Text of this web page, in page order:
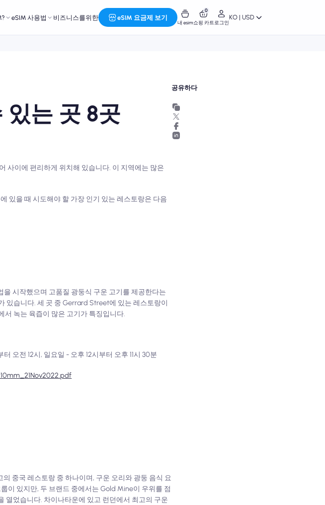
eSIM 사용법 비즈니스를위한 eSIM 요금제 보기
내 esim
0
쇼핑 카트로그인
KO | USD
있는 곳 8곳
사이에 편리하게 위치해 있습니다. 이 지역에는 많은
있을 때 시도해야 할 가장 인기 있는 레스토랑은 다음
시작했으며 고품질 광둥식 구운 고기를 제공한다는
있습니다. 세 곳 중 Gerrard Street에 있는 레스토랑이
서 녹는 육즙이 많은 고기가 특징입니다.
오전 12시, 일요일 - 오후 12시부터 오후 11시 30분
중국 레스토랑 중 하나이며, 구운 오리와 광둥 음식 요
이 있지만, 두 브랜드 중에서는 Gold Mine이 우위를 점
었습니다. 차이나타운에 있고 런던에서 최고의 구운
공유하다